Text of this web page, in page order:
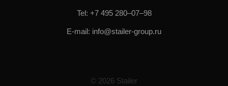
© 2026 Stailer
Tel: +7 495 280–07–98
E-mail: info@stailer-group.ru